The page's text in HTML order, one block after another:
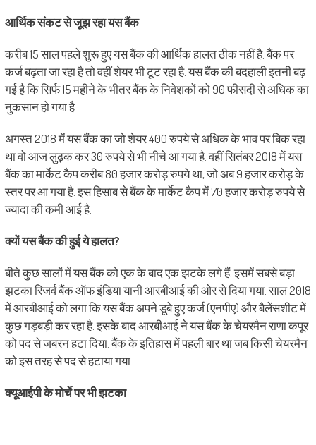
आर्थिक संकट से जूझ रहा यस बैंक
करीब 15 साल पहले शुरू हुए यस बैंक की आर्थिक हालत ठीक नहीं है. बैंक पर
कर्ज बढ़ता जा रहा है तो वहीं शेयर भी टूट रहा है. यस बैंक की बदहाली इतनी बढ़
गई है कि सिर्फ 15 महीने के भीतर बैंक के निवेशकों को 90 फीसदी से अधिक का
नुकसान हो गया है.
अगस्‍त 2018 में यस बैंक का जो शेयर 400 रुपये से अधिक के भाव पर बिक रहा
था वो आज लुढ़क कर 30 रुपये से भी नीचे आ गया है. वहीं सितंबर 2018 में यस
बैंक का मार्केट कैप करीब 80 हजार करोड़ रुपये था, जो अब 9 हजार करोड़ के
स्‍तर पर आ गया है. इस हिसाब से बैंक के मार्केट कैप में 70 हजार करोड़ रुपये से
ज्‍यादा की कमी आई है.
क्‍यों यस बैंक की हुई ये हालत?
बीते कुछ सालों में यस बैंक को एक के बाद एक झटके लगे हैं. इसमें सबसे बड़ा
झटका रिजर्व बैंक ऑफ इंडिया यानी आरबीआई की ओर से दिया गया. साल 2018
में आरबीआई को लगा कि यस बैंक अपने डूबे हुए कर्ज (एनपीए) और बैलेंसशीट में
कुछ गड़बड़ी कर रहा है. इसके बाद आरबीआई ने यस बैंक के चेयरमैन राणा कपूर
को पद से जबरन हटा दिया. बैंक के इतिहास में पहली बार था जब किसी चेयरमैन
को इस तरह से पद से हटाया गया.
क्यूआईपी के मोर्चे पर भी झटका